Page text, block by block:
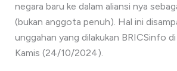
negara baru ke dalam aliansi nya
(bukan anggota penuh). Hal ini
unggahan yang dilakukan BRICSinfo
Kamis (24/10/2024).